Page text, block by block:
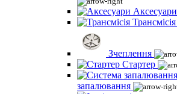
Аксесуари
Трансмісія
Зчеплення
Стартер
запалювання